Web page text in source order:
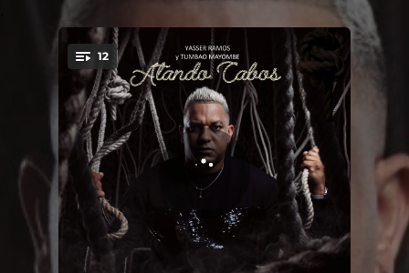
You're all set!
12